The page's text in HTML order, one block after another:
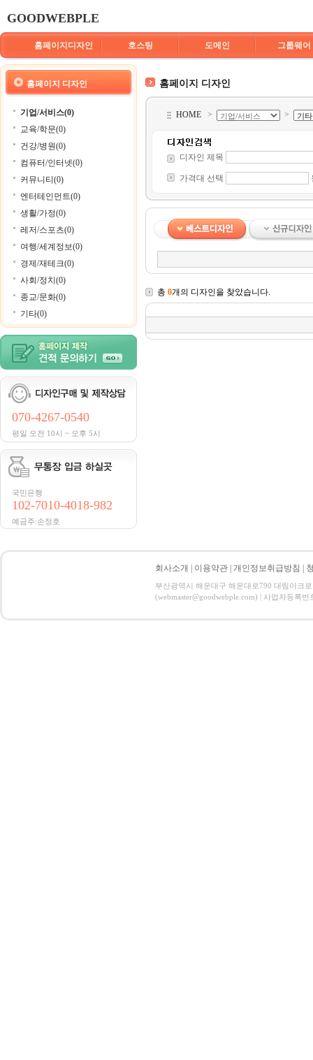
GOODWEBPLE
홈페이지디자인 호스팅 도메인 그룹웨어
홈페이지 디자인
기업/서비스(0)
교육/학문(0)
건강/병원(0)
컴퓨터/인터넷(0)
커뮤니티(0)
엔터테인먼트(0)
생활/가정(0)
레저/스포츠(0)
여행/세계정보(0)
경제/재테크(0)
사회/정치(0)
종교/문화(0)
기타(0)
070-4267-0540
평일 오전 10시 ~ 오후 5시
국민은행
102-7010-4018-982
예금주:손정호
홈페이지 디자인
HOME > >
디자인 제목
가격대 선택
총 0개의 디자인을 찾았습니다.
회사소개 이용약관 개인정보취급방침
부산광역시 해운대구 해운대로790 대림아크
(webmaster@goodwebple.com) | 사업자등록